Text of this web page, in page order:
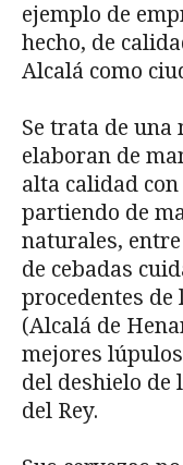
ejemplo de
hecho, de
Alcalá como
Se trata de una
elaboran de
alta calidad
partiendo de
naturales,
de cebadas
procedentes de
(Alcalá de
mejores
del deshielo de
del Rey.